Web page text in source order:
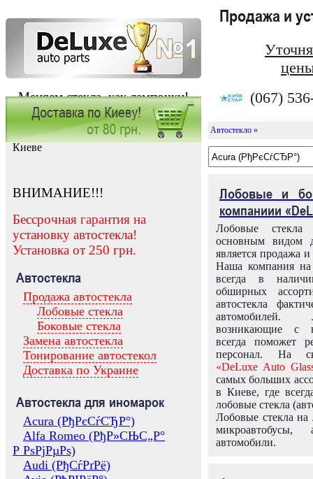
Меняем стекла, как лампочки!
Продажа и
(067)
Заказать установку автостекла в
Киеве
ВНИМАНИЕ!!!
Бессрочная гарантия на
установку автостекла!
Установка от 250 грн.
Автостекла
Продажа автостекла
Лобовые стекла
Боковые стекла
Замена автостекла
Тонирование автостекол
Доставка по Украине
Автостекла для иномарок
Acura (РђРєСѓСЂР°)
Alfa Romeo (РђР»СЊС„Р°
Р РѕРјРµРѕ)
Audi (РђСѓРґРё)
Автостекло »
Лобовые и
компаниии
Лобовые
основным видом
является продажа и
Наша компания на
всегда в
обширных
автостекла
возникающие с
всегда поможет
персонал. На
«DeLuxe Auto
самых больших
в Киеве, где
лобовые стекла
Лобовые стекла на
микроавтобусы,
автомобили.